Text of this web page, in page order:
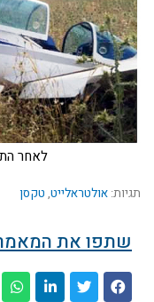
לאחר
תגיות: אולטראלייט, טקסן
שתפו את